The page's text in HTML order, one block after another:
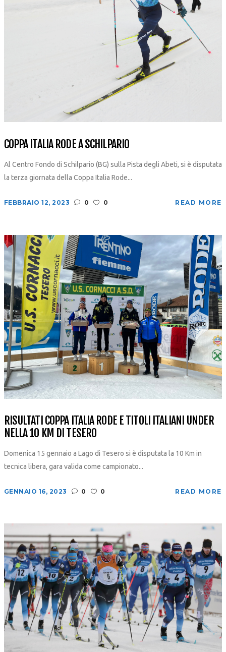
COPPA ITALIA RODE A SCHILPARIO
Al Centro Fondo di Schilpario (BG) sulla Pista degli Abeti, si è disputata
la terza giornata della Coppa Italia Rode...
FEBBRAIO 12, 2023 0 0 READ MORE
RISULTATI COPPA ITALIA RODE E TITOLI ITALIANI UNDER
NELLA 10 KM DI TESERO
Domenica 15 gennaio a Lago di Tesero si è disputata la 10 Km in
tecnica libera, gara valida come campionato...
GENNAIO 16, 2023 0 0 READ MORE